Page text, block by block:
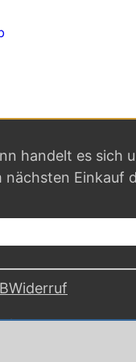
handelt es sich
nächsten Einkauf
Widerruf